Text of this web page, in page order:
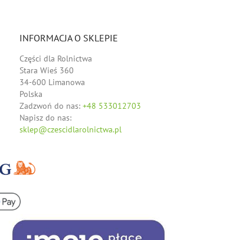
INFORMACJA O SKLEPIE
Części dla Rolnictwa
Stara Wieś 360
34-600 Limanowa
Polska
Zadzwoń do nas: +48 533012703
Napisz do nas:
sklep@czescidlarolnictwa.pl